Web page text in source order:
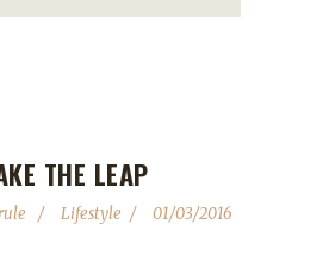
THE LEAP
Lifestyle 01/03/2016